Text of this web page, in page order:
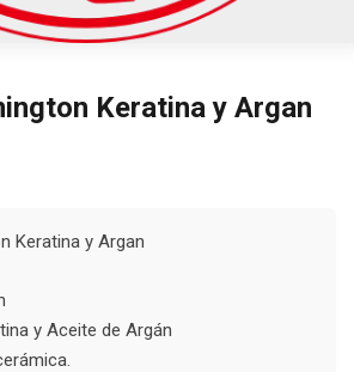
Keratina y Argan
Keratina y Argan
y Aceite de Argán